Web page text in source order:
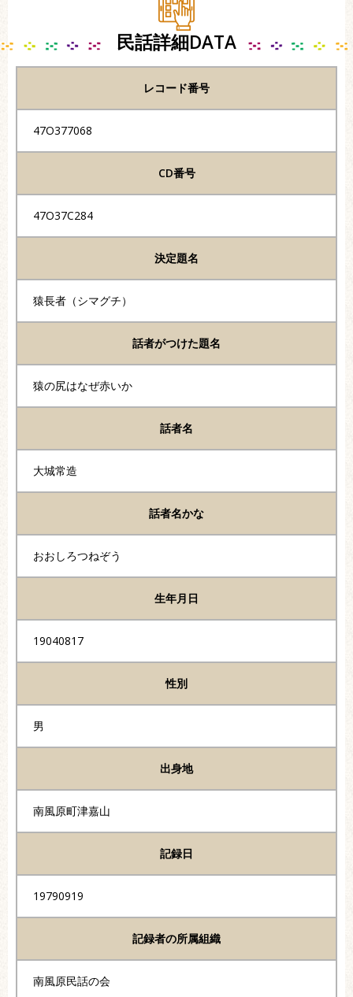
民話詳細DATA
レコード番号
47O377068
CD番号
47O37C284
決定題名
猿長者（シマグチ）
話者がつけた題名
猿の尻はなぜ赤いか
話者名
大城常造
話者名かな
おおしろつねぞう
生年月日
19040817
性別
男
出身地
南風原町津嘉山
記録日
19790919
記録者の所属組織
南風原民話の会